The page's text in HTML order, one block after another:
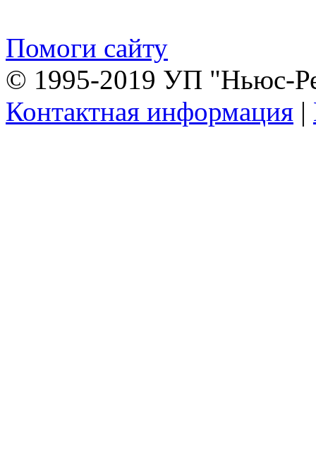
Помоги сайту
© 1995-2019 УП "Ньюс-
Контактная информация |